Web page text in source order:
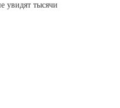
увидят тысячи